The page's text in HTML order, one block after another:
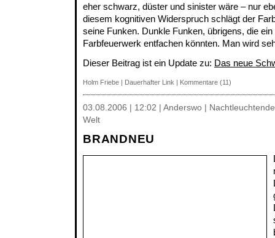
eher schwarz, düster und sinister wäre – nur
diesem kognitiven Widerspruch schlägt der
seine Funken. Dunkle Funken, übrigens, die
Farbfeuerwerk entfachen könnten. Man wird
Dieser Beitrag ist ein Update zu: Das neue
Holm Friebe | Dauerhafter Link | Kommentare (11)
03.08.2006 | 12:02 | Anderswo |
Welt
BRANDNEU